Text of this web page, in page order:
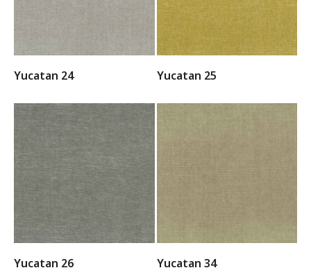
Yucatan 24 Yucatan 25
Yucatan 26 Yucatan 34